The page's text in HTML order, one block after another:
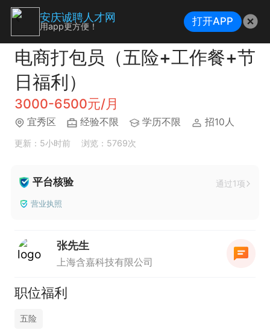
电商打包员（五险+工作餐+节
日福利）
3000-6500元/月
宜秀区 经验不限 学历不限 招10人
更新：5小时前 浏览：5769次
平台核验 通过1项
营业执照
张先生
上海含嘉科技有限公司
职位福利
五险
安庆诚聘人才网
用app更方便！ 打开APP